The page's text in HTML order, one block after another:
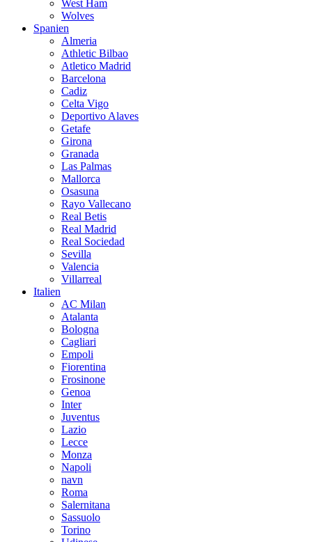
West Ham
Wolves
Spanien
Almeria
Athletic Bilbao
Atletico Madrid
Barcelona
Cadiz
Celta Vigo
Deportivo Alaves
Getafe
Girona
Granada
Las Palmas
Mallorca
Osasuna
Rayo Vallecano
Real Betis
Real Madrid
Real Sociedad
Sevilla
Valencia
Villarreal
Italien
AC Milan
Atalanta
Bologna
Cagliari
Empoli
Fiorentina
Frosinone
Genoa
Inter
Juventus
Lazio
Lecce
Monza
Napoli
navn
Roma
Salernitana
Sassuolo
Torino